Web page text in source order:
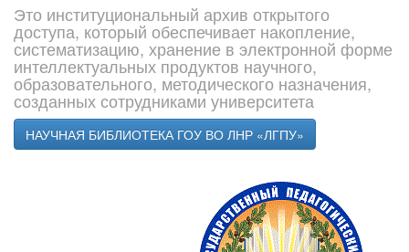
Это институциональный архив открытого
доступа, который обеспечивает накопление,
систематизацию, хранение в электронной форме
интеллектуальных продуктов научного,
образовательного, методического назначения,
созданных сотрудниками университета
НАУЧНАЯ БИБЛИОТЕКА ГОУ ВО ЛНР «ЛГПУ»